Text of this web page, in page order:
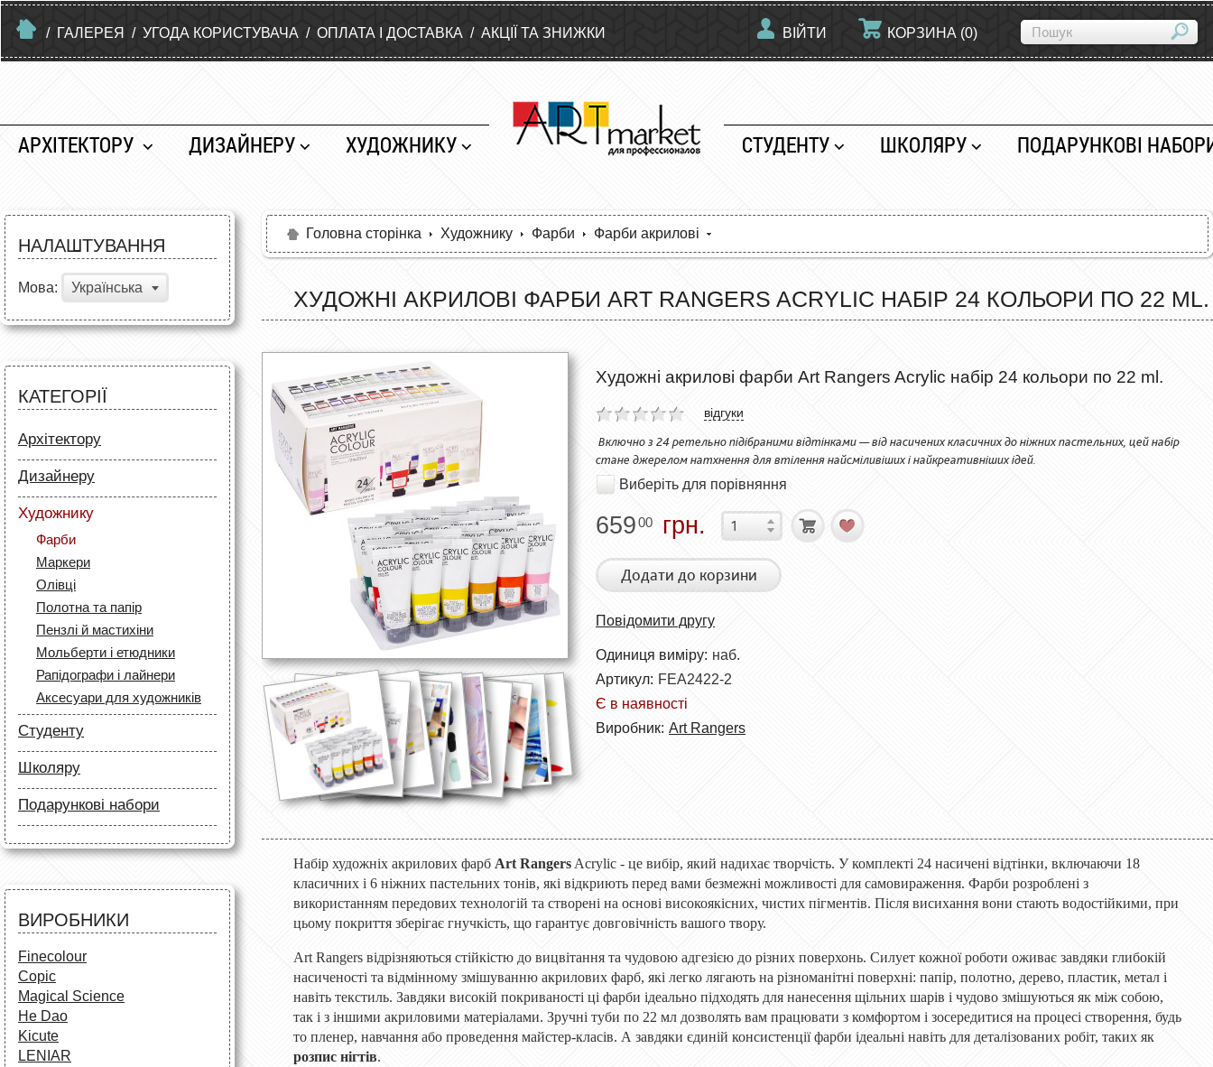
/ ГАЛЕРЕЯ / УГОДА КОРИСТУВАЧА / ОПЛАТА І ДОСТАВКА / АКЦІЇ ТА ЗНИЖКИ ВІЙТИ КОРЗИНА (0)
АРХІТЕКТОРУ ДИЗАЙНЕРУ ХУДОЖНИКУ СТУДЕНТУ ШКОЛЯРУ ПОДАРУНКОВІ
НАЛАШТУВАННЯ
Мова: Українська
КАТЕГОРІЇ
Архітектору
Папір
Лайнери
Маркери
Олівці
Аксесуари для архітекторів
Дизайнеру
Папір
Олівці
Скетч маркери
Лайнери (рапідографи)
Аксесуари для дизайнерів
Художнику
Фарби
Маркери
Олівці
Полотна та папір
Пензлі й мастихіни
Мольберти і етюдники
Рапідографи і лайнери
Аксесуари для художників
Студенту
Папір
Лайнери
Маркери
Олівці
Все для креслення
Школяру
Папір
Маркери
Все для креслення
Все для творчості
Аксесуари для школярів
Подарункові набори
Олівці
Фарби та пензлі
ВИРОБНИКИ
Finecolour
Copic
Magical Science
He Dao
Kicute
LENIAR
Головна сторінка Художнику Фарби Фарби акрилові
ХУДОЖНІ АКРИЛОВІ ФАРБИ ART RANGERS ACRYLIC НАБІР 24 ​​КОЛЬОРИ ПО 22 ML.
Художні акрилові фарби Art Rangers Acrylic набір 24 ​​кольори по 22 ml.
відгуки
Включно з 24 ретельно підібраними відтінками — від насичених класичних до ніжних пастельних, цей набір
стане джерелом натхнення для втілення найсміливіших і найкреативніших ідей.
Виберіть для порівняння
65900 грн.
Додати до корзини
Повідомити другу
Одиниця виміру: наб.
Артикул: FEA2422-2
Є в наявності
Виробник: Art Rangers
Набір художніх акрилових фарб Art Rangers Acryliс - це вибір, який надихає творчість. У комплекті 24 насичені відтінки, включаючи 18
класичних і 6 ніжних пастельних тонів, які відкриють перед вами безмежні можливості для самовираження. Фарби розроблені з
використанням передових технологій та створені на основі високоякісних, чистих пігментів. Після висихання вони стають водостійкими, при
цьому покриття зберігає гнучкість, що гарантує довговічність вашого твору.
Art Rangers відрізняються стійкістю до вицвітання та чудовою адгезією до різних поверхонь. Силует кожної роботи оживає завдяки глибокій
насиченості та відмінному змішуванню акрилових фарб, які легко лягають на різноманітні поверхні: папір, полотно, дерево, пластик, метал і
навіть текстиль. Завдяки високій покриваності ці фарби ідеально підходять для нанесення щільних шарів і чудово змішуються як між собою,
так і з іншими акриловими матеріалами. Зручні туби по 22 мл дозволять вам працювати з комфортом і зосередитися на процесі створення, будь
то пленер, навчання або проведення майстер-класів. А завдяки єдиній консистенції фарби ідеальні навіть для деталізованих робіт, таких як
розпис нігтів.